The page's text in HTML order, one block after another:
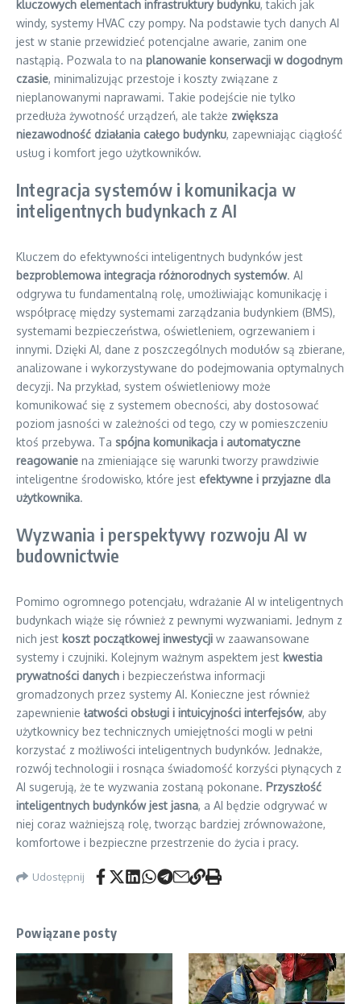
kluczowych elementach infrastruktury budynku, takich jak
windy, systemy HVAC czy pompy. Na podstawie tych danych AI
jest w stanie przewidzieć potencjalne awarie, zanim one
nastąpią. Pozwala to na planowanie konserwacji w dogodnym
czasie, minimalizując przestoje i koszty związane z
nieplanowanymi naprawami. Takie podejście nie tylko
przedłuża żywotność urządzeń, ale także zwiększa
niezawodność działania całego budynku, zapewniając ciągłość
usług i komfort jego użytkowników.
Integracja systemów i komunikacja w
inteligentnych budynkach z AI
Kluczem do efektywności inteligentnych budynków jest
bezproblemowa integracja różnorodnych systemów. AI
odgrywa tu fundamentalną rolę, umożliwiając komunikację i
współpracę między systemami zarządzania budynkiem (BMS),
systemami bezpieczeństwa, oświetleniem, ogrzewaniem i
innymi. Dzięki AI, dane z poszczególnych modułów są zbierane,
analizowane i wykorzystywane do podejmowania optymalnych
decyzji. Na przykład, system oświetleniowy może
komunikować się z systemem obecności, aby dostosować
poziom jasności w zależności od tego, czy w pomieszczeniu
ktoś przebywa. Ta spójna komunikacja i automatyczne
reagowanie na zmieniające się warunki tworzy prawdziwie
inteligentne środowisko, które jest efektywne i przyjazne dla
użytkownika.
Wyzwania i perspektywy rozwoju AI w
budownictwie
Pomimo ogromnego potencjału, wdrażanie AI w inteligentnych
budynkach wiąże się również z pewnymi wyzwaniami. Jednym z
nich jest koszt początkowej inwestycji w zaawansowane
systemy i czujniki. Kolejnym ważnym aspektem jest kwestia
prywatności danych i bezpieczeństwa informacji
gromadzonych przez systemy AI. Konieczne jest również
zapewnienie łatwości obsługi i intuicyjności interfejsów, aby
użytkownicy bez technicznych umiejętności mogli w pełni
korzystać z możliwości inteligentnych budynków. Jednakże,
rozwój technologii i rosnąca świadomość korzyści płynących z
AI sugerują, że te wyzwania zostaną pokonane. Przyszłość
inteligentnych budynków jest jasna, a AI będzie odgrywać w
niej coraz ważniejszą rolę, tworząc bardziej zrównoważone,
komfortowe i bezpieczne przestrzenie do życia i pracy.
Udostępnij
Powiązane posty